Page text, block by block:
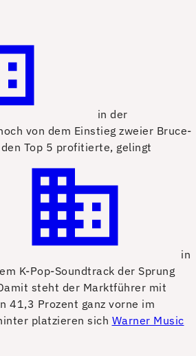
in der
von dem Einstieg zweier Bruce-
Top 5 profitierte, gelingt
in
K-Pop-Soundtrack der Sprung
steht der Marktführer mit
41,3 Prozent ganz vorne im
platzieren sich Warner Music